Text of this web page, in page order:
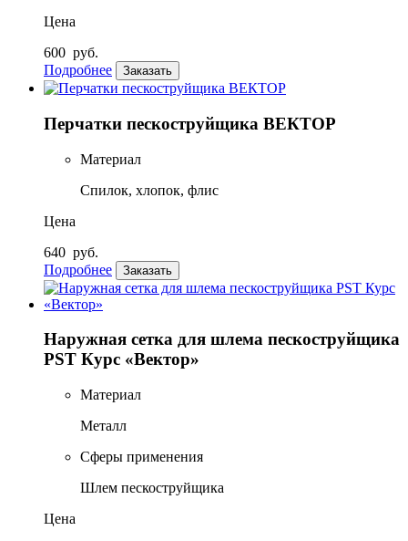
Цена
600 руб.
Подробнее
Заказать
Перчатки пескоструйщика ВЕКТОР
Материал
Спилок, хлопок, флис
Цена
640 руб.
Подробнее
Заказать
Наружная сетка для шлема пескоструйщика
PST Курс «Вектор»
Материал
Металл
Сферы применения
Шлем пескоструйщика
Цена